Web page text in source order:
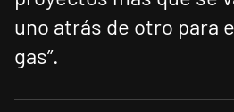
uno atrás de otro para
gas”.